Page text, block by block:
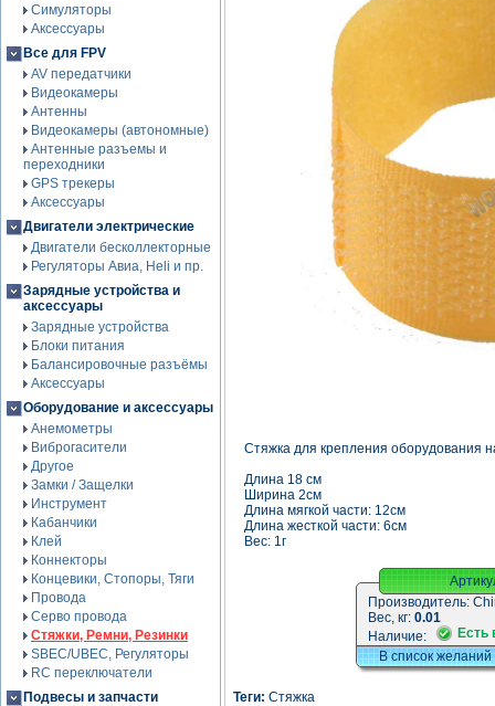
Симуляторы
Аксессуары
Все для FPV
AV передатчики
Видеокамеры
Антенны
Видеокамеры (автономные)
Антенные разъемы и
переходники
GPS трекеры
Аксессуары
Двигатели электрические
Двигатели бесколлекторные
Регуляторы Авиа, Heli и пр.
Зарядные устройства и
аксессуары
Зарядные устройства
Блоки питания
Балансировочные разъёмы
Аксессуары
Оборудование и аксессуары
Анемометры
Виброгасители
Другое
Замки / Защелки
Инструмент
Кабанчики
Клей
Коннекторы
Концевики, Стопоры, Тяги
Провода
Серво провода
Стяжки, Ремни, Резинки
SBEC/UBEC, Регуляторы
RC переключатели
Подвесы и запчасти
Стяжка для крепления оборудования
Длина 18 см
Ширина 2см
Длина мягкой части: 12см
Длина жесткой части: 6см
Вес: 1г
Производитель:
Вес, кг: 0.01
Наличие:
Есть
В список желаний
Теги: Стяжка